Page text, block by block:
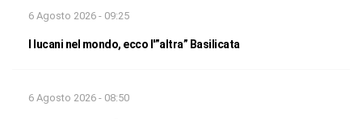
6 Agosto 2026 - 09:25
I lucani nel mondo, ecco l'”altra” Basilicata
6 Agosto 2026 - 08:50